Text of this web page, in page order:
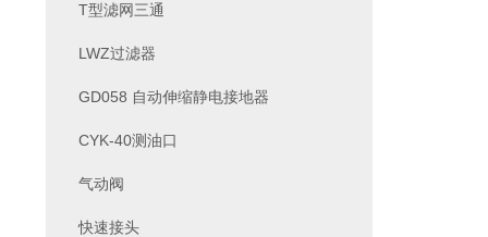
T型滤网三通
LWZ过滤器
GD058 自动伸缩静电接地器
CYK-40测油口
气动阀
快速接头